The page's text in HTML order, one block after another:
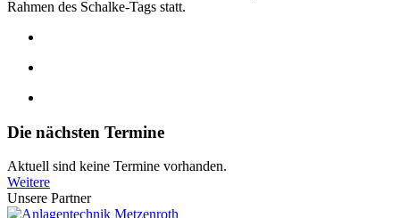
Rahmen des Schalke-Tags statt.
Die nächsten Termine
Aktuell sind keine Termine vorhanden.
Weitere
Unsere Partner